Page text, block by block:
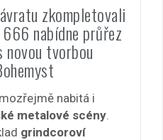
zkompletovali
nabídne průřez
novou tvorbou
nabitá i
metalové scény
grindcoroví